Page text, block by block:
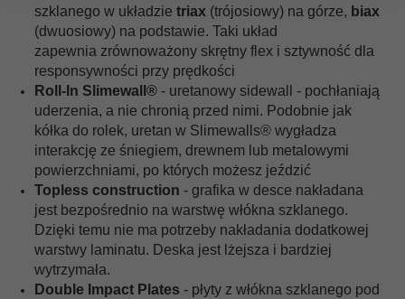
szklanego w układzie triax (trójosiowy) na górze, biax
(dwuosiowy) na podstawie. Taki układ
zapewnia zrównoważony skrętny flex i sztywność dla
responsywności przy prędkości
Roll-In Slimewall® - uretanowy sidewall - pochłaniają
uderzenia, a nie chronią przed nimi. Podobnie jak
kółka do rolek, uretan w Slimewalls® wygładza
interakcję ze śniegiem, drewnem lub metalowymi
powierzchniami, po których możesz jeździć
Topless construction - grafika w desce nakładana
jest bezpośrednio na warstwę włókna szklanego.
Dzięki temu nie ma potrzeby nakładania dodatkowej
warstwy laminatu. Deska jest lżejsza i bardziej
wytrzymała.
Double Impact Plates - płyty z włókna szklanego pod